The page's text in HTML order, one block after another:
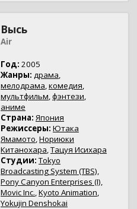
Высь
Air
Год: 2005
Жанры: драма,
мелодрама,комедия,
мультфильм,фэнтези,
аниме
Страна: Япония
Режиссеры: Ютака
Ямамото,Нориюки
Китанохара,Тацуя Исихара
Студии: Tokyo
Broadcasting System (TBS),
Pony Canyon Enterprises (I),
Movic Inc.,Kyoto Animation,
Yokujin Denshokai